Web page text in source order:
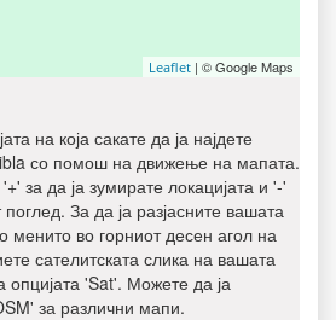
Leaflet | © Google Maps
на која сакате да ја најдете
со помош на движење на мапата.
за да ја зумирате локацијата и '-'
поглед. За да ја разјасните вашата
менито во горниот десен агол на
сателитската слика на вашата
опцијата 'Sat'. Можете да ја
за различни мапи.